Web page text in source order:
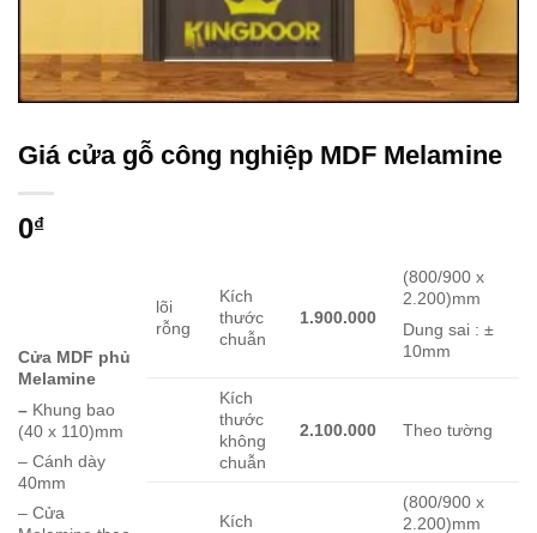
Giá cửa gỗ công nghiệp MDF Melamine
0₫
Cửa MDF phủ
Melamine
– Khung bao
(40 x 110)mm
– Cánh dày
40mm
– Cửa
lõi
rỗng
Kích
thước
chuẫn
1.900.000
(800/900 x
2.200)mm
Dung sai : ±
10mm
Kích
thước
không
chuẫn
2.100.000 Theo tường
Kích
(800/900 x
2.200)mm